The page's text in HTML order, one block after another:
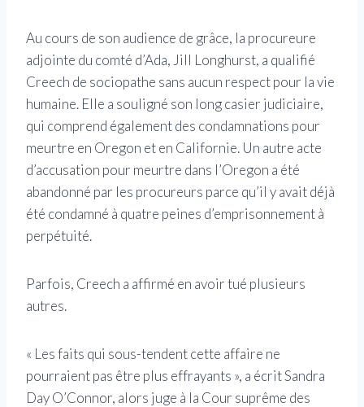
Au cours de son audience de grâce, la procureure
adjointe du comté d’Ada, Jill Longhurst, a qualifié
Creech de sociopathe sans aucun respect pour la vie
humaine. Elle a souligné son long casier judiciaire,
qui comprend également des condamnations pour
meurtre en Oregon et en Californie. Un autre acte
d’accusation pour meurtre dans l’Oregon a été
abandonné par les procureurs parce qu’il y avait déjà
été condamné à quatre peines d’emprisonnement à
perpétuité.
Parfois, Creech a affirmé en avoir tué plusieurs
autres.
« Les faits qui sous-tendent cette affaire ne
pourraient pas être plus effrayants », a écrit Sandra
Day O’Connor, alors juge à la Cour suprême des